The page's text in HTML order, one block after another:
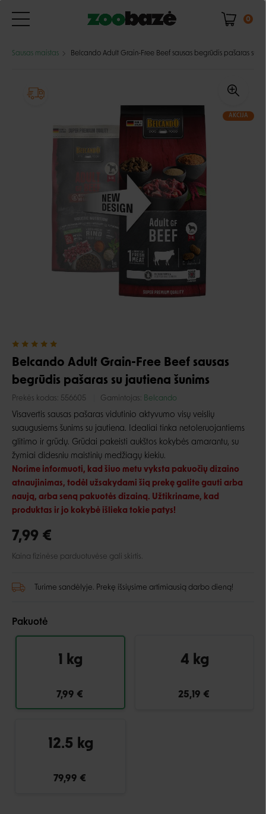
0
Sausas maistas Belcando Adult Grain-Free Beef sausas begrūdis pašaras su
AKCIJA
Belcando Adult Grain-Free Beef sausas
begrūdis pašaras su jautiena šunims
Prekės kodas: 556605 Gamintojas: Belcando
Visavertis sausas pašaras vidutinio aktyvumo visų veislių
suaugusiems šunims su jautiena. Idealiai tinka netoleruojantiems
glitimo ir grūdų. Grūdai pakeisti aukštos kokybės amarantu, su
žymiai didesniu maistinių medžiagų kiekiu.
Norime informuoti, kad šiuo metu vyksta pakuočių dizaino
atnaujinimas, todėl užsakydami šią prekę galite gauti arba
naują, arba seną pakuotės dizainą. Užtikriname, kad
produktas ir jo kokybė išlieka tokie patys!
7,99 €
Kaina fizinėse parduotuvėse gali skirtis.
Turime sandėlyje. Prekę išsiųsime artimiausią darbo dieną!
Pakuotė
1 kg
7,99 €
4 kg
25,19 €
12.5 kg
79,99 €